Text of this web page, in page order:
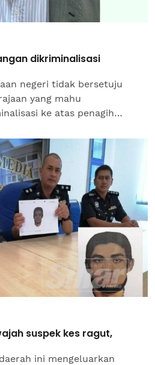
dikriminalisasi
negeri tidak bersetuju
yang mahu
ke atas penagih
suspek kes ragut,
ini mengeluarkan